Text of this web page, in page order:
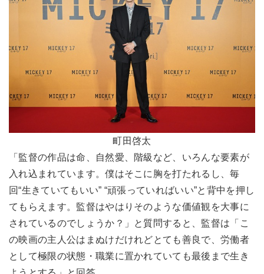
町田啓太
「監督の作品は命、自然愛、階級など、いろんな要素が
入れ込まれています。僕はそこに胸を打たれるし、毎
回“生きていてもいい” “頑張っていればいい”と背中を押し
てもらえます。監督はやはりそのような価値観を大事に
されているのでしょうか？」と質問すると、監督は「こ
の映画の主人公はまぬけだけれどとても善良で、労働者
として極限の状態・職業に置かれていても最後まで生き